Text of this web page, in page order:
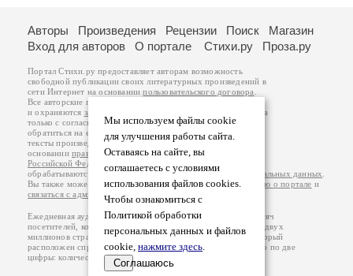
Мы используем файлы cookie
для улучшения работы сайта.
Оставаясь на сайте, вы
соглашаетесь с условиями
использования файлов cookies.
Чтобы ознакомиться с
Политикой обработки
персональных данных и файлов
cookie, нажмите здесь.
Соглашаюсь
Авторы Произведения Рецензии Поиск
Магазин
Вход для авторов
О портале Стихи.ру Проза.ру
Портал Стихи.ру предоставляет авторам возможность
свободной публикации своих литературных произведений в
сети Интернет на основаниипользовательского договора
Все авторские права на произведения принадлежат авторам
и охраняются законом
. Перепечатка произведений возможна
только с согласия его автора, к которому вы можете
обратиться на его авторской странице. Ответственность за
тексты произведений авторы несут самостоятельно на
основанииправил публикацииизаконодательства
Российской Федерации
обрабатываются на основанииПолитики обработки персональных данных
Вы также можете посмотреть более подробнуюинформацию о портале и
связаться с администрацией
Ежедневная аудитория портала Стихи.ру – порядка 200 тысяч
посетителей, которые в общей сумме просматривают более двух
миллионов страниц по данным счетчика посещаемости, который
расположен справа от этого текста. В каждой графе указано по две
цифры: количество просмотров и количество посетителей.